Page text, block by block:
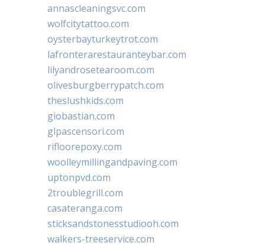
annascleaningsvc.com
wolfcitytattoo.com
oysterbayturkeytrot.com
lafronterarestauranteybar.com
lilyandrosetearoom.com
olivesburgberrypatch.com
theslushkids.com
giobastian.com
glpascensori.com
rifloorepoxy.com
woolleymillingandpaving.com
uptonpvd.com
2troublegrill.com
casateranga.com
sticksandstonesstudiooh.com
walkers-treeservice.com